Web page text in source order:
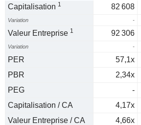
Capitalisation 1 82 608
Variation -
Valeur Entreprise 1 92 306
Variation -
PER 57,1x
PBR
2,34x
PEG
-
Capitalisation / CA
4,17x
Valeur Entreprise / CA
4,66x